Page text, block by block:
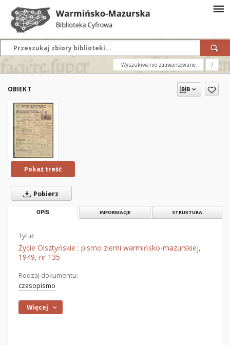
Wyszukiwanie zaawansowane ?
OBIEKT
Pokaż treść
Pobierz
OPIS INFORMACJE STRUKTURA
Tytuł:
Życie Olsztyńskie : pismo ziemi warmińsko-mazurskiej,
1949, nr 135
Rodzaj dokumentu:
czasopismo
Więcej